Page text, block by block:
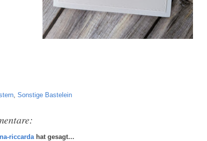
Sonstige Bastelein
riccarda hat gesagt…